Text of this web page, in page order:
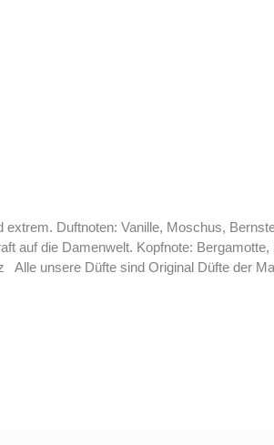
Duftnoten: Vanille, Moschus,
Bergamotte, Estragon,